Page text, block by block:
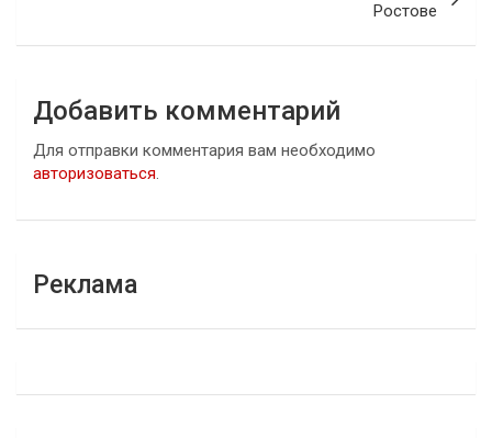
Ростове
Добавить комментарий
Для отправки комментария вам необходимо
авторизоваться.
Реклама